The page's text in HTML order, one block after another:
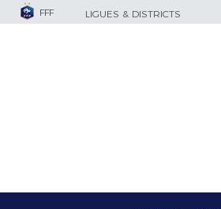
FFF LIGUES & DISTRICTS